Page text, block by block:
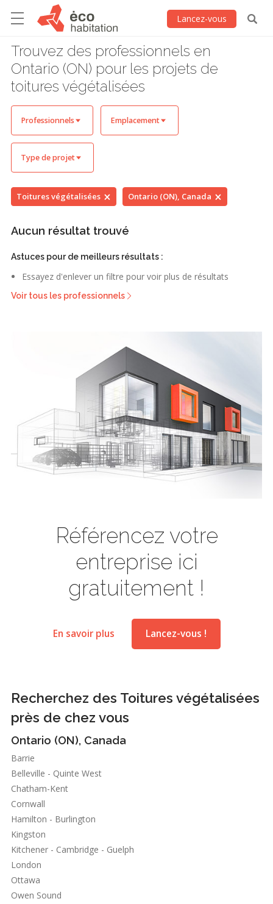
Lancez-vous
Trouvez des professionnels en
Ontario (ON) pour les projets de
toitures végétalisées
Professionnels Emplacement
Type de projet
Toitures végétalisées Ontario (ON), Canada
Aucun résultat trouvé
Astuces pour de meilleurs résultats :
Essayez d'enlever un filtre pour voir plus de résultats
Voir tous les professionnels
Référencez votre
entreprise ici
gratuitement !
En savoir plus Lancez-vous !
Recherchez des Toitures végétalisées
près de chez vous
Ontario (ON), Canada
Barrie
Belleville - Quinte West
Chatham-Kent
Cornwall
Hamilton - Burlington
Kingston
Kitchener - Cambridge - Guelph
London
Ottawa
Owen Sound